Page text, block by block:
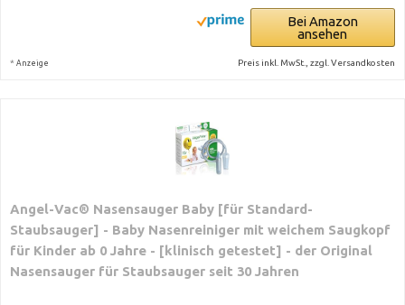
Bei Amazon
ansehen
* Anzeige Preis inkl. MwSt., zzgl. Versandkosten
Angel-Vac® Nasensauger Baby [für Standard-
Staubsauger] - Baby Nasenreiniger mit weichem Saugkopf
für Kinder ab 0 Jahre - [klinisch getestet] - der Original
Nasensauger für Staubsauger seit 30 Jahren